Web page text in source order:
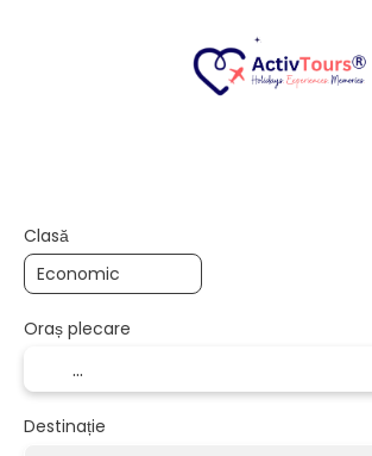
Clasă
Oraș plecare
Destinație